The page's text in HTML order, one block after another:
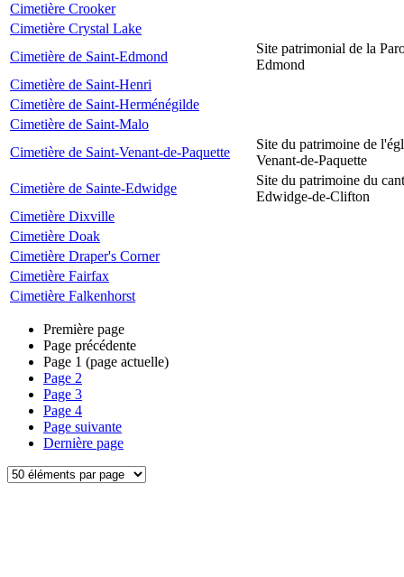
Cimetière Crooker
Cimetière Crystal Lake
Cimetière de Saint-Edmond
Site patrimonial de la
Edmond
Cimetière de Saint-Henri
Cimetière de Saint-Herménégilde
Cimetière de Saint-Malo
Cimetière de Saint-Venant-de-Paquette
Site du patrimoine de
Venant-de-Paquette
Cimetière de Sainte-Edwidge
Site du patrimoine du
Edwidge-de-Clifton
Cimetière Dixville
Cimetière Doak
Cimetière Draper's Corner
Cimetière Fairfax
Cimetière Falkenhorst
Première page
Page précédente
Page 1 (page actuelle)
Page 2
Page 3
Page 4
Page suivante
Dernière page